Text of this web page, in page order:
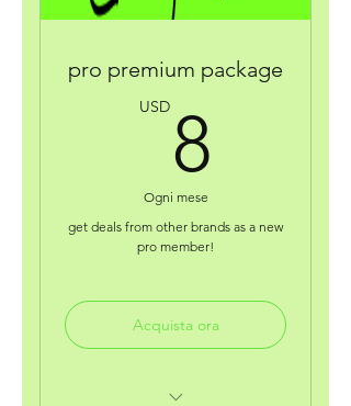
pro premium package
USD 8
Ogni mese
get deals from other brands as a new
pro member!
Acquista ora